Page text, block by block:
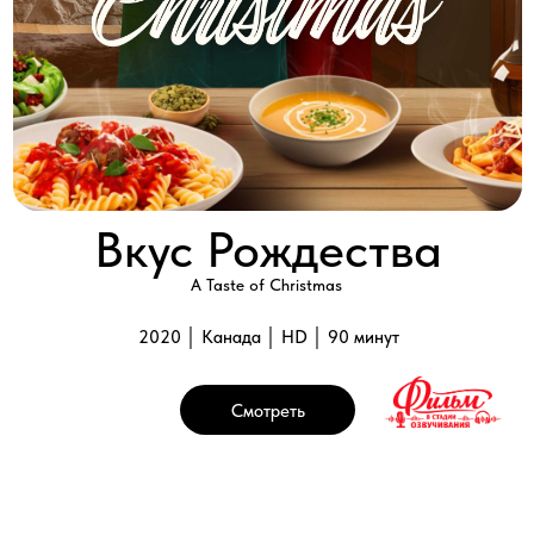
2020 │ Канада │ HD │ 90 минут
Галерея
Смотреть
Натали узнает, что ее кузина Франческа вынуждена отменить
открытие своего нового итальянского ресторана в канун
Натали сочувствует всем гостям, которые планировали
присутствовать, и решает взять всё в свои руки.